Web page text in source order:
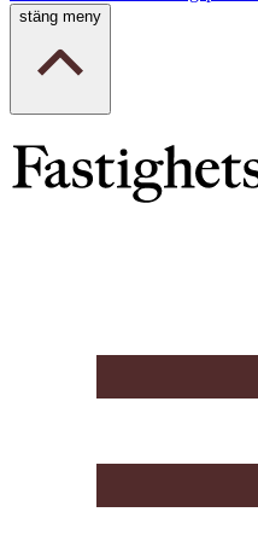
stäng meny